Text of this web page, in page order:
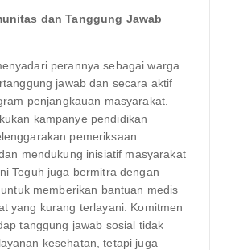
dan Tanggung Jawab
perannya sebagai warga
jawab dan secara aktif
penjangkauan masyarakat.
kampanye pendidikan
pemeriksaan
mendukung inisiatif masyarakat
Teguh juga bermitra dengan
memberikan bantuan medis
yang kurang terlayani. Komitmen
tanggung jawab sosial tidak
kesehatan, tetapi juga